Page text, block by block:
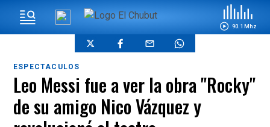
90.1 Mhz
ESPECTACULOS
Leo Messi fue a ver la obra "Rocky"
de su amigo Nico Vázquez y